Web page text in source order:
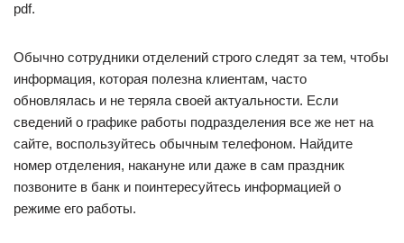
pdf.
Обычно сотрудники отделений строго следят за тем, чтобы
информация, которая полезна клиентам, часто
обновлялась и не теряла своей актуальности. Если
сведений о графике работы подразделения все же нет на
сайте, воспользуйтесь обычным телефоном. Найдите
номер отделения, накануне или даже в сам праздник
позвоните в банк и поинтересуйтесь информацией о
режиме его работы.